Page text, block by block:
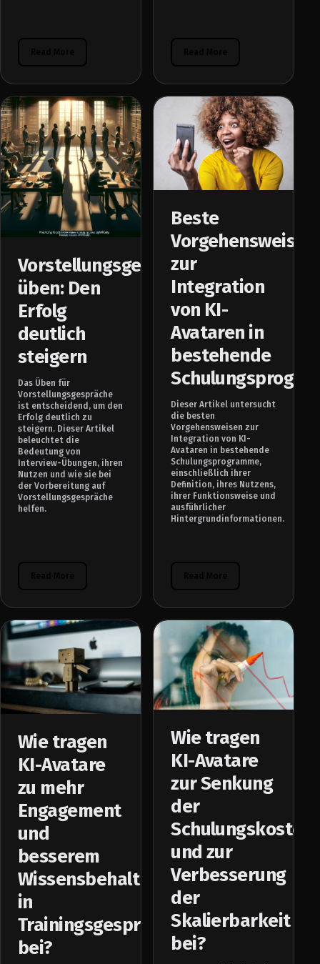
Vorstellungsgespräche
üben: Den
Erfolg
deutlich
steigern
Das Üben für
Vorstellungsgespräche
ist entscheidend, um den
Erfolg deutlich zu
steigern. Dieser Artikel
beleuchtet die
Bedeutung von
Interview-Übungen, ihren
Nutzen und wie sie bei
der Vorbereitung auf
Vorstellungsgespräche
helfen.
Beste
Vorgehensweisen
zur
Integration
von KI-
Avataren in
bestehende
Dieser Artikel untersucht
die besten
Vorgehensweisen zur
Integration von KI-
Avataren in bestehende
Schulungsprogramme,
einschließlich ihrer
Definition, ihres Nutzens,
ihrer Funktionsweise und
ausführlicher
Hintergrundinformationen.
Wie tragen
KI-Avatare
zu mehr
Engagement
und
besserem
Wissensbehalt
in
Trainingsgesprächen
bei?
Wie tragen
KI-Avatare
zur Senkung
der
Schulungskosten
und zur
Verbesserung
der
Skalierbarkeit
bei?